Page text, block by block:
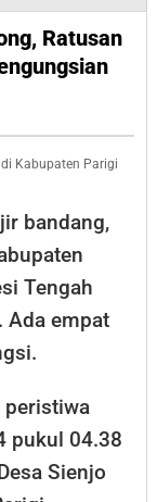
Ratusan
Kabupaten Parigi
bandang,
Tengah
Ada empat
peristiwa
pukul 04.38
Sienjo